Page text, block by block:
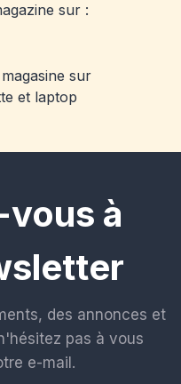
sur :
à
des annonces et
pas à vous
e-mail.